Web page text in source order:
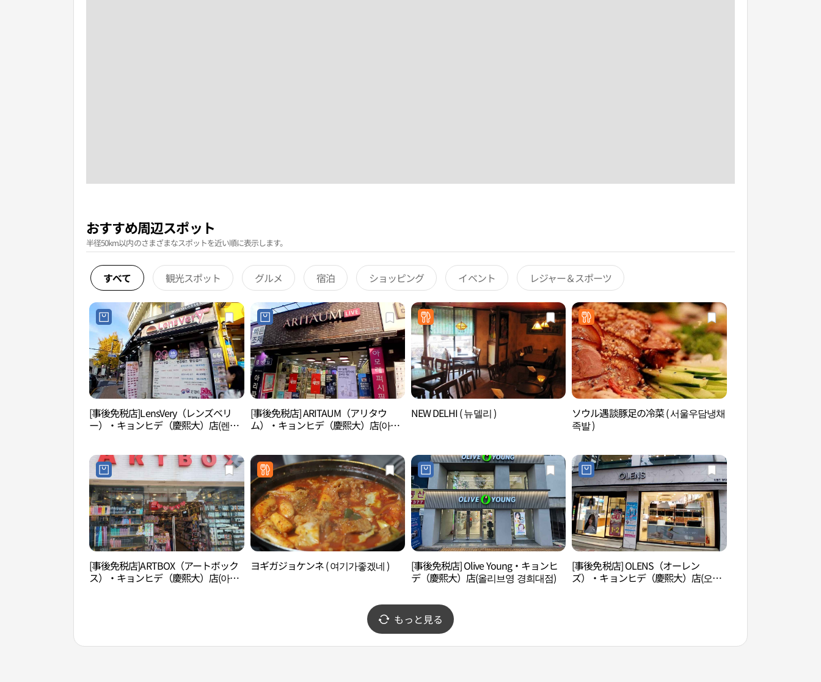
おすすめ周辺スポット
半径50km以内のさまざまなスポットを近い順に表示します。
すべて 観光スポット グルメ 宿泊 ショッピング イベント レジャー＆スポーツ
[事後免税店]LensVery（レンズベリ
ー）・キョンヒデ（慶熙大）店(렌즈
[事後免税店] ARITAUM（アリタウ
ム）・キョンヒデ（慶熙大）店(아리
NEW DELHI ( 뉴델리 )
ソウル遇談豚足の冷菜 ( 서울우담냉채
족발 )
[事後免税店]ARTBOX（アートボック
ス）・キョンヒデ（慶熙大）店(아트
ヨギガジョケンネ ( 여기가좋겠네 )
[事後免税店] Olive Young・キョンヒ
デ（慶熙大）店(올리브영 경희대점)
[事後免税店] OLENS（オーレン
ズ）・キョンヒデ（慶熙大）店(오렌
もっと見る